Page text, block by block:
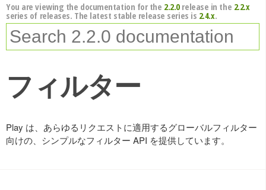
You are viewing the documentation for the 2.2.0release in the 2.2.x
series of releases. The latest stable release series is 2.4.x.
フィルター
Play は、あらゆるリクエストに適用するグローバルフィルター
向けの、シンプルなフィルター API を提供しています。